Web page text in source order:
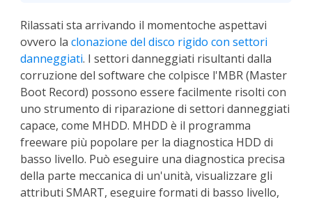
Rilassati sta arrivando il momentoche aspettavi
ovvero la clonazione del disco rigido con settori
danneggiati. I settori danneggiati risultanti dalla
corruzione del software che colpisce l'MBR (Master
Boot Record) possono essere facilmente risolti con
uno strumento di riparazione di settori danneggiati
capace, come MHDD. MHDD è il programma
freeware più popolare per la diagnostica HDD di
basso livello. Può eseguire una diagnostica precisa
della parte meccanica di un'unità, visualizzare gli
attributi SMART, eseguire formati di basso livello,